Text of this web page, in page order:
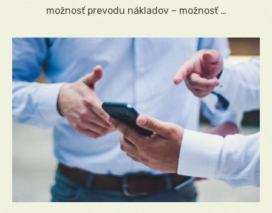
možnosť prevodu nákladov – možnosť …